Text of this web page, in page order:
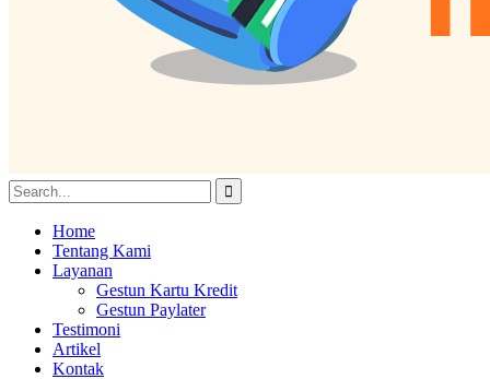
Home
Tentang Kami
Layanan
Gestun Kartu Kredit
Gestun Paylater
Testimoni
Artikel
Kontak